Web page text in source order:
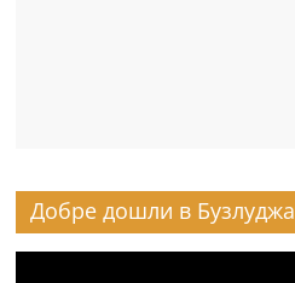
Добре дошли в Бузлуджа